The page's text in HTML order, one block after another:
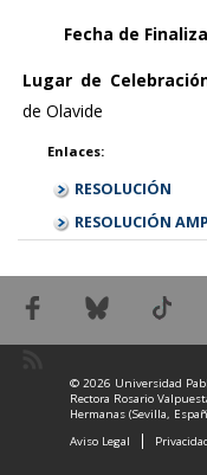
Fecha de
Lugar de
de Olavide
Enlaces:
RESOLUCIÓN
RESOLUCIÓN
© 2026 Universidad
Rectora Rosario
Hermanas (Sevilla,
Aviso Legal